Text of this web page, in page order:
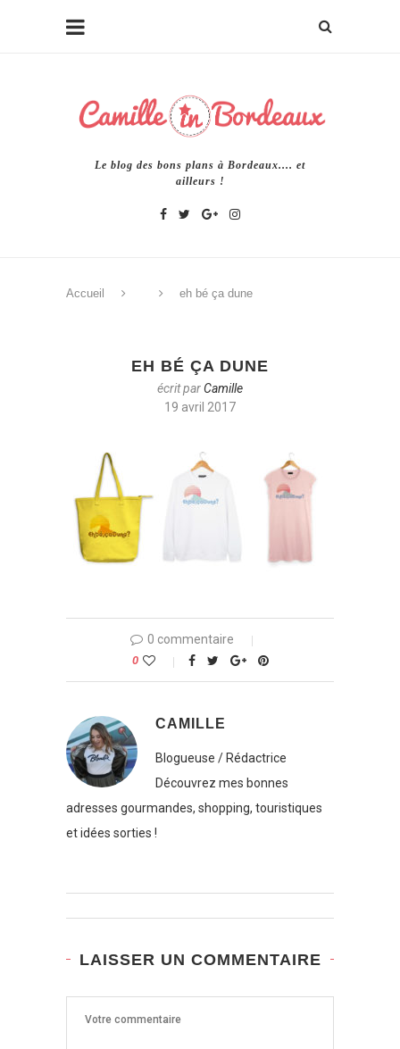
Le blog des bons plans à Bordeaux.... et
ailleurs !
Accueil eh bé ça dune
EH BÉ ÇA DUNE
écrit parCamille
19 avril 2017
0 commentaire
0
CAMILLE
Blogueuse / Rédactrice
Découvrez mes bonnes
adresses gourmandes, shopping, touristiques
et idées sorties !
LAISSER UN COMMENTAIRE